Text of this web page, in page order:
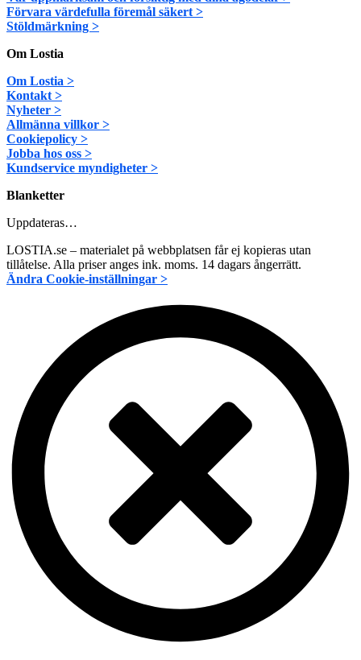
Förvara värdefulla föremål säkert >
Stöldmärkning >
Om Lostia
Om Lostia >
Kontakt >
Nyheter >
Allmänna villkor >
Cookiepolicy >
Jobba hos oss >
Kundservice myndigheter >
Blanketter
Uppdateras…
LOSTIA.se – materialet på webbplatsen får ej kopieras utan
tillåtelse. Alla priser anges ink. moms. 14 dagars ångerrätt.
Ändra Cookie-inställningar >